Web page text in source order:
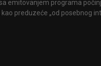
emitovanjem programa
preduzeće „od posebnog